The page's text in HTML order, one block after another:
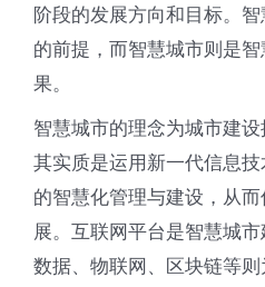
阶段的发展方向和目标。
的前提，而智慧城市则是
果。
智慧城市的理念为城市建设
其实质是运用新一代信息
的智慧化管理与建设，从
展。互联网平台是智慧城
数据、物联网、区块链等